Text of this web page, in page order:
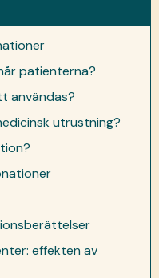
patienterna?
användas?
utrustning?
effekten av